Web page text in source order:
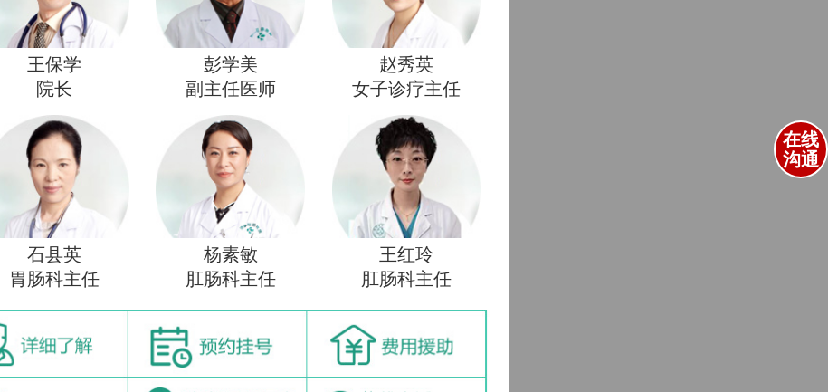
王保学
院长
彭学美
副主任医师
赵秀英
女子诊疗主任
石县英
胃肠科主任
杨素敏
肛肠科主任
王红玲
肛肠科主任
在线
沟通